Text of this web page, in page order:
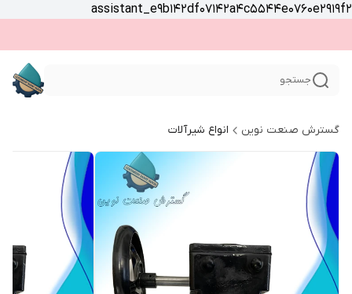
assistant_e9b142df07142a4c5544e0760e2919f2
جستجو
گسترش صنعت نوین انواع شیرآلات